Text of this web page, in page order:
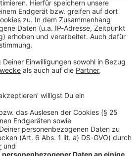
Kontaktformular
Sprachnachricht
© dpa-infocom, dpa:260513-930-75021/1